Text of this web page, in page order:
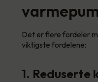
Det er flere fordeler
viktigste fordelene:
1.